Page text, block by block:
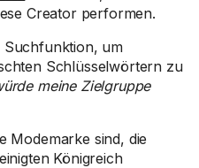
Creator performen.
Suchfunktion, um
Schlüsselwörtern zu
meine Zielgruppe
Modemarke sind, die
Königreich